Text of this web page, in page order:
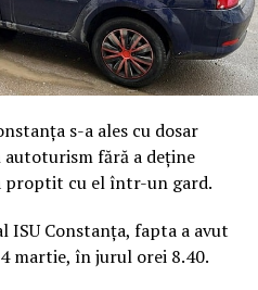
s-a ales cu dosar
autoturism fără a deține
proptit cu el într-un gard.
ISU Constanța, fapta a avut
martie, în jurul orei 8.40.